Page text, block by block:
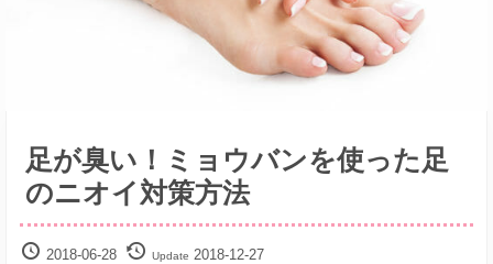
み
解
決
サ
イ
ト
足が臭い！ミョウバンを使った足
のニオイ対策方法
2018-06-28 Update 2018-12-27